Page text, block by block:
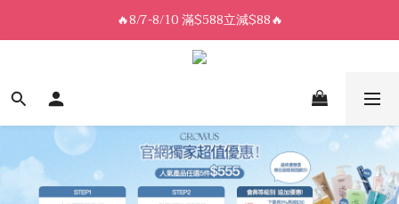
8/7-8/10 全館限時$188免運🛒
🔥8/7-8/10 滿$588立減$88🔥
8/7-8/10 全館限時$188免運🛒